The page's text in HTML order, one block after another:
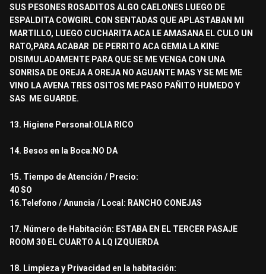
SUS PESONES ROSADITOS ALGO CAELONES LUEGO DE
ESPALDITA COWGIRL CON SENTADAS QUE APLASTABAN MI
MARTILLO, LUEGO CUCHARITA ACA LE AMASANA EL CULO UN
RATO,PARA ACABAR DE PERRITO ACA GEMIA LA KINE
DISIMULADAMENTE PARA QUE SE ME VENGA CON UNA
SONRISA DE OREJA A OREJA NO AGUANTE MAS Y SE ME ME
VINO LA AVENA TRES OSITOS ME PASO PAÑITO HUMEDO Y
SAS ME GUARDE.
13. Higiene Personal:OLIA RICO
14. Besos en la Boca:NO DA
15. Tiempo de Atención / Precio:
40 SO
16.Telefono / Anuncia / Local: RANCHO CONEJAS
17. Número de Habitación: ESTABA EN EL TERCER PASAJE
ROOM 30 EL CUARTO A LQ IZQUIERDA
18. Limpieza y Privacidad en la habitación: